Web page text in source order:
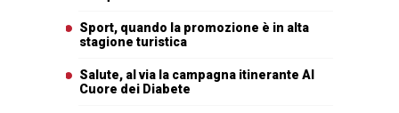
Sport, quando la promozione è in alta
stagione turistica
Salute, al via la campagna itinerante Al
Cuore dei Diabete